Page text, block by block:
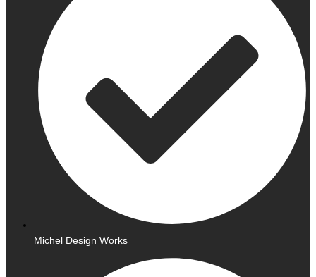
Michel Design Works